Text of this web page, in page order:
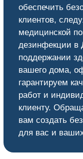
обеспечить
клиентов,
медицинской
дезинфекции в
поддержании
вашего дома,
гарантируем
работ и
клиенту.
вам создать
для вас и